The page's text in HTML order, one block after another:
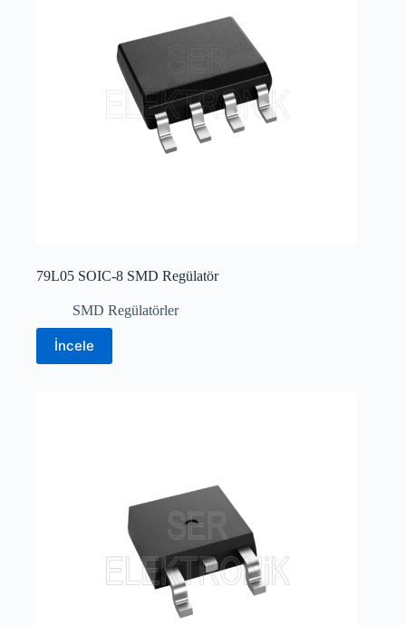
79L05 SOIC-8 SMD Regülatör
SMD Regülatörler
İncele